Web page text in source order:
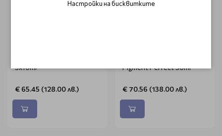
3x10ml
€ 65.45 (128.00 лв.)
Pigment Perfect 30ml
€ 70.56 (138.00 лв.)
Настройки на бисквитките